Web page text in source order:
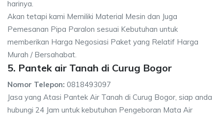
harinya.
Akan tetapi kami Memiliki Material Mesin dan Juga
Pemesanan Pipa Paralon sesuai Kebutuhan untuk
memberikan Harga Negosiasi Paket yang Relatif Harga
Murah / Bersahabat.
5. Pantek air Tanah di Curug Bogor
Nomor Telepon: 0818493097
Jasa yang Atasi Pantek Air Tanah di Curug Bogor, siap anda
hubungi 24 Jam untuk kebutuhan Pengeboran Mata Air